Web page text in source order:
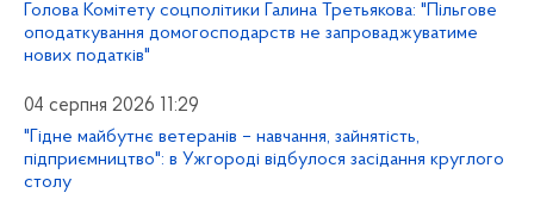
Голова Комітету соцполітики Галина Третьякова: "Пільгове
оподаткування домогосподарств не запроваджуватиме
нових податків"
04 серпня 2026 11:29
"Гідне майбутнє ветеранів – навчання, зайнятість,
підприємництво": в Ужгороді відбулося засідання круглого
столу